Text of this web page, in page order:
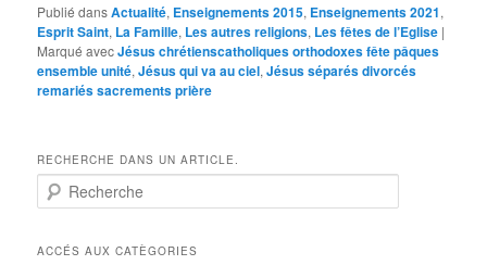
Publié dansActualité, Enseignements 2015, Enseignements 2021,
Esprit Saint, La Famille, Les autres religions, Les fêtes de l’Eglise |
Marqué avecJésus chrétienscatholiques orthodoxes fête pâques
ensemble unité,Jésus qui va au ciel,Jésus séparés divorcés
remariés sacrements prière
RECHERCHE DANS UN ARTICLE.
e
h
ACCÉS AUX CATÈGORIES